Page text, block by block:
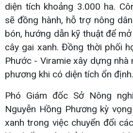
diện tích khoảng 3.000 ha.
sẽ đồng hành, hỗ trợ nông
bón, hướng dẫn kỹ thuật để
cây gai xanh. Đồng thời phối
Phước - Viramie xây dựng nhà
phương khi có diện tích ổn định.
Phó Giám đốc Sở Nông
Nguyễn Hồng Phương kỳ
xanh trong việc chuyển đổi